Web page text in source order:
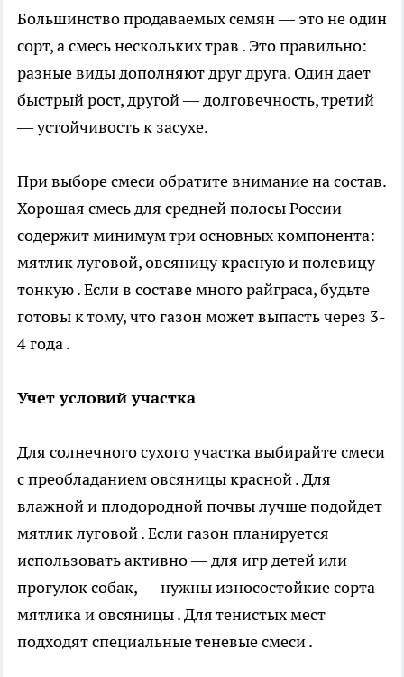
Большинство продаваемых семян — это не один
сорт, а смесь нескольких трав . Это правильно:
разные виды дополняют друг друга. Один дает
быстрый рост, другой — долговечность, третий
— устойчивость к засухе.
При выборе смеси обратите внимание на состав.
Хорошая смесь для средней полосы России
содержит минимум три основных компонента:
мятлик луговой, овсяницу красную и полевицу
тонкую . Если в составе много райграса, будьте
готовы к тому, что газон может выпасть через 3-
4 года .
Учет условий участка
Для солнечного сухого участка выбирайте смеси
с преобладанием овсяницы красной . Для
влажной и плодородной почвы лучше подойдет
мятлик луговой . Если газон планируется
использовать активно — для игр детей или
прогулок собак, — нужны износостойкие сорта
мятлика и овсяницы . Для тенистых мест
подходят специальные теневые смеси .